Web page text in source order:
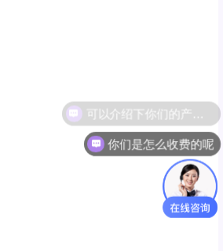
你们是怎么收费的呢